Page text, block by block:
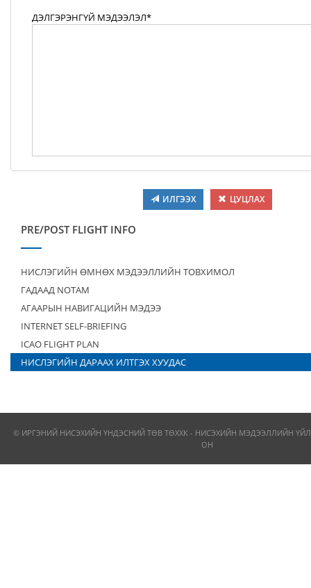
ДЭЛГЭРЭНГҮЙ МЭДЭЭЛЭЛ*
ИЛГЭЭХ ЦУЦЛАХ
PRE/POST FLIGHT INFO
НИСЛЭГИЙН ӨМНӨХ МЭДЭЭЛЛИЙН ТОВХИМОЛ
ГАДААД NOTAM
АГААРЫН НАВИГАЦИЙН МЭДЭЭ
INTERNET SELF-BRIEFING
ICAO FLIGHT PLAN
НИСЛЭГИЙН ДАРААХ ИЛТГЭХ ХУУДАС
© ИРГЭНИЙ НИСЭХИЙН ҮНДЭСНИЙ ТӨВ ТӨХХК - НИСЭХИЙН МЭДЭЭЛЛИЙН
ОН